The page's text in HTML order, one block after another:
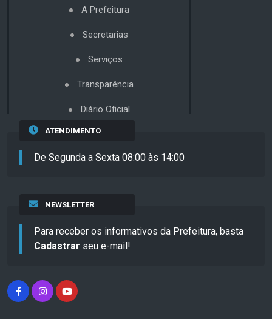
A Prefeitura
Secretarias
Serviços
Transparência
Diário Oficial
ATENDIMENTO
De Segunda a Sexta 08:00 às 14:00
NEWSLETTER
Para receber os informativos da Prefeitura, basta
Cadastrar seu e-mail!